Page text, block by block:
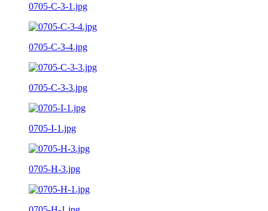
0705-C-3-1.jpg
0705-C-3-4.jpg
0705-C-3-3.jpg
0705-I-1.jpg
0705-H-3.jpg